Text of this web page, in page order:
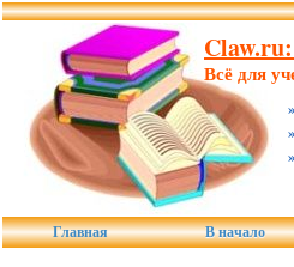
Всё для
Главная В начало